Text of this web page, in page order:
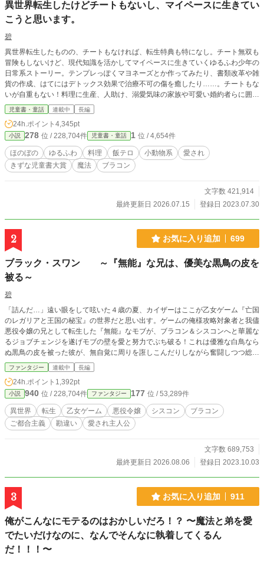
異世界転生したけどチートもないし、マイペースに生きてい
こうと思います。
碧
異世界転生したものの、チートもなければ、転生特典も特になし。チート無双も
冒険もしないけど、現代知識を活かしてマイペースに生きていくゆるふわ少年の
日常系ストーリー。テンプレっぽくマヨネーズとか作ってみたり、書類改革や雑
貨の作成、はてにはデトックス効果で治療不可の傷を癒したり……。チートもな
いが自重もない！料理に生産、人助け、溺愛気味の家族や可愛い婚約者らに囲ま
れて今日も自由に過ごします。ゆるふわ癒し系異世界ファンタジーここに開幕！
【第2回きずな児童書大賞・読者賞を頂戴しました】 読んでくださった皆様のお
かげです、ありがとうございました！
児童書・童話 連載中 長編
24h.ポイント 4,345pt
小説 278 位 / 228,704件 児童書・童話 1 位 / 4,654件
ほのぼの ゆるふわ 料理 飯テロ 小動物系
愛され
きずな児童書大賞
魔法 ブラコン
文字数 421,914
最終更新日 2026.07.15
登録日 2023.07.30
2 お気に入り追加 699
ブラック・スワン ～『無能』な兄は、優美な黒鳥の皮を
被る～
碧
「詰んだ…」遠い眼をして呟いた４歳の夏、カイザーはここが乙女ゲーム『亡国
のレガリアと王国の秘宝』の世界だと思い出す。ゲームの俺様攻略対象者と我儘
悪役令嬢の兄として転生した『無能』なモブが、ブラコン＆シスコンへと華麗な
るジョブチェンジを遂げモブの壁を愛と努力でぶち破る！これは優雅な白鳥なら
ぬ黒鳥の皮を被った彼が、無自覚に周りを誑しこんだりしながら奮闘しつつ総愛
され（慕われ）する物語。生まれ持った美貌と頭脳・身体能力に努力を重ね、財
力・身分と全てを活かし悪役令嬢ルート阻止に励むカイザーだがある日謎の能力
が覚醒して…？！更にはそのミステリアス超絶美形っぷりから隠しキャラ扱いさ
れたり、様々な勘違いにも拍車がかかり…。鉄壁の微笑みの裏で心の中の独り言
と突っ込みが炸裂する彼の日常。（一話は短め設定です）
ファンタジー 連載中 長編
24h.ポイント 1,392pt
小説 940 位 / 228,704件 ファンタジー 177 位 / 53,289件
異世界 転生 乙女ゲーム 悪役令嬢 シスコン
ブラコン
ご都合主義
勘違い 愛され主人公
文字数 689,753
最終更新日 2026.08.06
登録日 2023.10.03
3 お気に入り追加 911
俺がこんなにモテるのはおかしいだろ！？ 〜魔法と弟を愛
でたいだけなのに、なんでそんなに執着してくるん
だ！！！〜